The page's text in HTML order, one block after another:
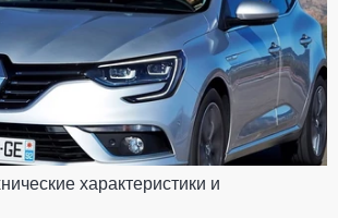
характеристики и